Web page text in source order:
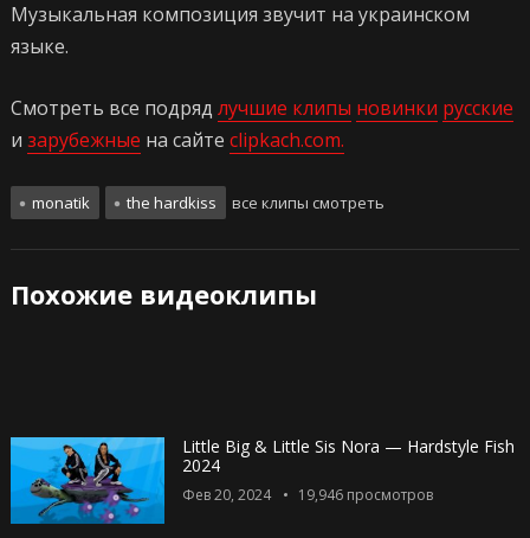
Музыкальная композиция звучит на украинском
языке.
Смотреть все подряд лучшие клипы новинки русские
и зарубежные на сайте clipkach.com.
monatik the hardkiss все клипы смотреть
Похожие видеоклипы
Little Big & Little Sis Nora — Hardstyle Fish
2024
Фев 20, 2024 19,946просмотров